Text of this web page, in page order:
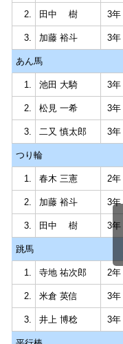
2. 田中 樹 3年
3. 加藤 裕斗 3年
あん馬
1. 池田 大騎 3年
2. 松見 一希 3年
3. 二又 慎太郎 3年
つり輪
1. 春木 三憲 2年
2. 加藤 裕斗 3年
3. 田中 樹 3年
跳馬
1. 寺地 祐次郎 2年
2. 米倉 英信 3年
3. 井上 博稔 3年